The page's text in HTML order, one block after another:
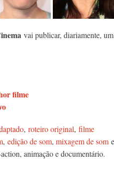
vai publicar, diariamente, um
filme
, roteiro original, filme
, edição de som, mixagem de som e
animação e documentário.